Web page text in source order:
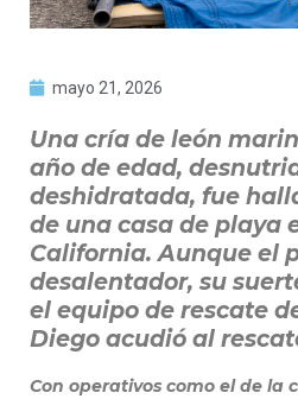
mayo 21, 2026
Una cría de león
año de edad,
deshidratada, fue
de una casa de playa
California. Aunque el
desalentador, su
el equipo de rescate
Diego acudió al
Con operativos como el de la